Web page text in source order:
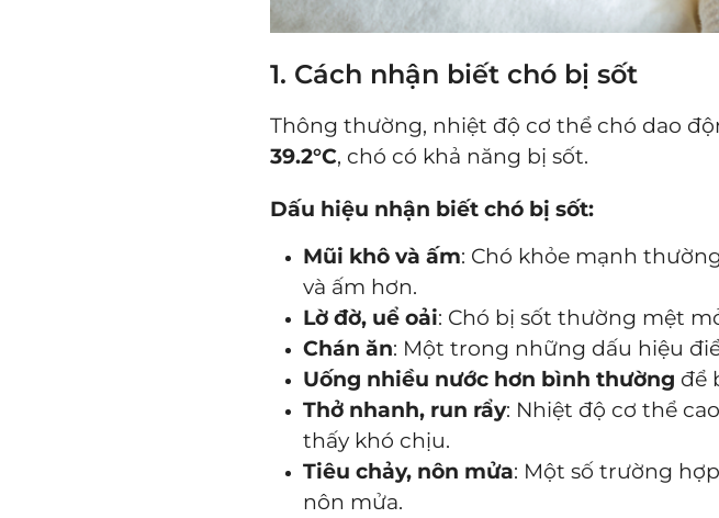
1. Cách nhận biết chó bị sốt
Thông thường, nhiệt độ cơ thể chó dao
39.2°C, chó có khả năng bị sốt.
Dấu hiệu nhận biết chó bị sốt:
Mũi khô và ấm: Chó khỏe mạnh
và ấm hơn.
Lờ đờ, uể oải: Chó bị sốt thường mệt
Chán ăn: Một trong những dấu hiệu
Uống nhiều nước hơn bình thường để
Thở nhanh, run rẩy: Nhiệt độ cơ thể
thấy khó chịu.
Tiêu chảy, nôn mửa: Một số trường
nôn mửa.